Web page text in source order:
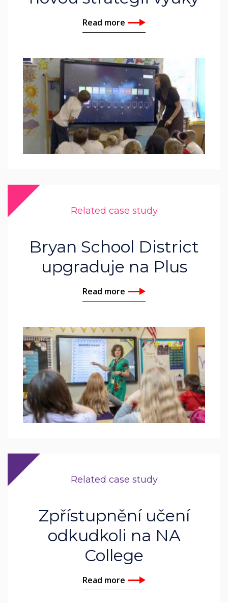
Read more
Related case study
Bryan School District
upgraduje na Plus
Read more
Related case study
Zpřístupnění učení
odkudkoli na NA
College
Read more